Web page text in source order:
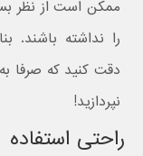
ممکن است از نظر
را نداشته باشند.
دقت کنید که صرفا
نپردازید!
راحتی استفاده